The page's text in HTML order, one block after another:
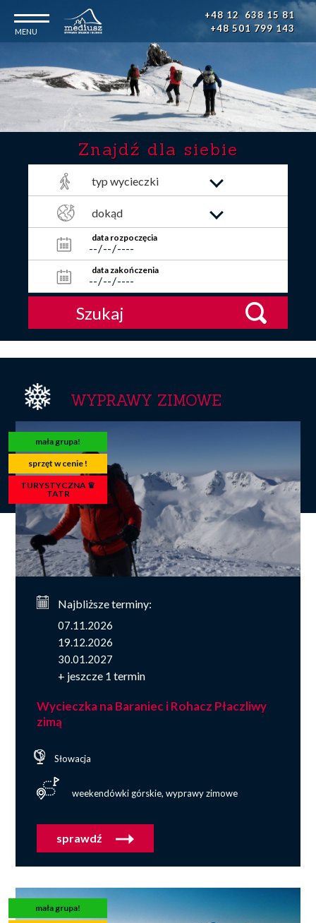
treści
Główna
nawigacja
+48 12 638 15 81
+48 501 799 143
Znajdź dla siebie
typ wycieczki
dokąd
data rozpoczęcia
data zakończenia
WYPRAWY ZIMOWE
mała grupa!
sprzęt w cenie !
TURYSTYCZNA ♛
TATR
Najbliższe terminy:
07.11.2026
19.12.2026
30.01.2027
+ jeszcze 1 termin
Wycieczka na Baraniec i Rohacz Płaczliwy
zimą
Słowacja
weekendówki górskie, wyprawy zimowe
sprawdź
mała grupa!